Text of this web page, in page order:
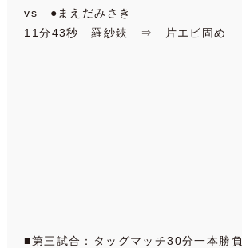
vs ●まえだみさき
11分43秒 羅紗鋏 ⇒ 片エビ固め
■第三試合：タッグマッチ30分一本勝負